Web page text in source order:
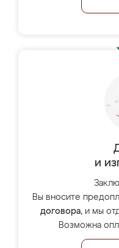
и
Вы вносите
договора, и мы
Возможна